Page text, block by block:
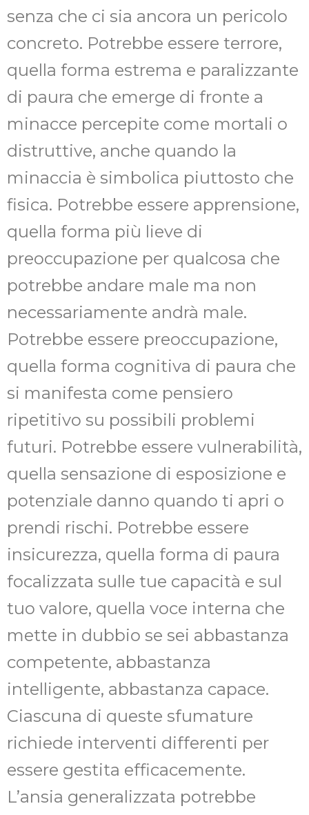
senza che ci sia ancora un pericolo
concreto. Potrebbe essere terrore,
quella forma estrema e paralizzante
di paura che emerge di fronte a
minacce percepite come mortali o
distruttive, anche quando la
minaccia è simbolica piuttosto che
fisica. Potrebbe essere apprensione,
quella forma più lieve di
preoccupazione per qualcosa che
potrebbe andare male ma non
necessariamente andrà male.
Potrebbe essere preoccupazione,
quella forma cognitiva di paura che
si manifesta come pensiero
ripetitivo su possibili problemi
futuri. Potrebbe essere vulnerabilità,
quella sensazione di esposizione e
potenziale danno quando ti apri o
prendi rischi. Potrebbe essere
insicurezza, quella forma di paura
focalizzata sulle tue capacità e sul
tuo valore, quella voce interna che
mette in dubbio se sei abbastanza
competente, abbastanza
intelligente, abbastanza capace.
Ciascuna di queste sfumature
richiede interventi differenti per
essere gestita efficacemente.
L’ansia generalizzata potrebbe